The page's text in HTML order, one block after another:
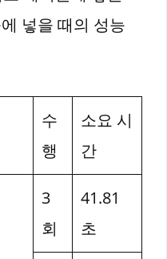
넣을 때의 성능
수
행
소요 시
간
3
회
41.81
초